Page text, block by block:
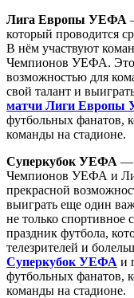
Лига Европы УЕФА
который проводится
В нём участвуют
Чемпионов УЕФА.
возможностью для
свой талант и
матчи Лиги Европы
футбольных фанатов,
команды на стадионе.
Суперкубок УЕФА —
Чемпионов УЕФА и
прекрасной
выиграть еще один
не только спортивное
праздник футбола,
телезрителей и
Суперкубок УЕФА и
футбольных фанатов,
команды на стадионе.